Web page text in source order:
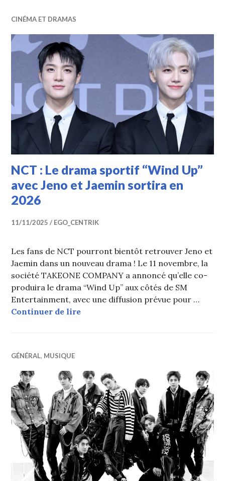
CINÉMA ET DRAMAS
NCT : Le drama sportif “Wind Up”
avec Jeno et Jaemin sortira en
2026
11/11/2025 EGO_CENTRIK
Les fans de NCT pourront bientôt retrouver Jeno et
Jaemin dans un nouveau drama ! Le 11 novembre, la
société TAKEONE COMPANY a annoncé qu’elle co-
produira le drama “Wind Up” aux côtés de SM
Entertainment, avec une diffusion prévue pour …
Continuer de lireNCT : Le drama sportif “Wind Up”
GÉNÉRAL, MUSIQUE